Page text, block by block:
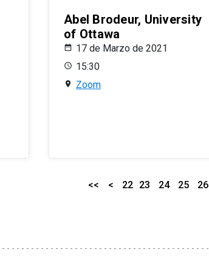
Abel Brodeur, University
of Ottawa
17 de Marzo de 2021
15:30
Zoom
<< < 22 23 24 25 26